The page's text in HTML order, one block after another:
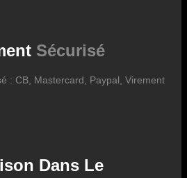
transporteurs internationaux.
Sécurisé
: CB, Mastercard, Paypal, Virement
Dans Le